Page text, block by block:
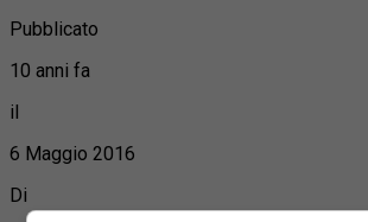
Pubblicato
10 anni fa
il
6 Maggio 2016
Di